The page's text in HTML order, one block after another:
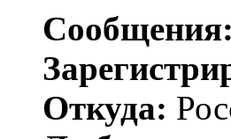
Сообщения:
Откуда: